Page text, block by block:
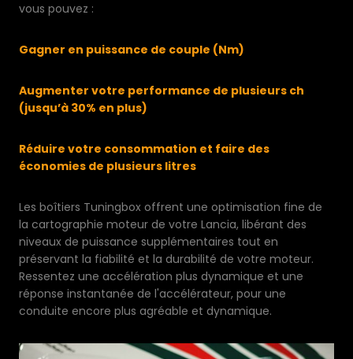
vous pouvez :
Gagner en puissance de couple (Nm)
Augmenter votre performance de plusieurs ch
(jusqu’à 30% en plus)
Réduire votre consommation et faire des
économies de plusieurs litres
Les boîtiers Tuningbox offrent une optimisation fine de
la cartographie moteur de votre Lancia, libérant des
niveaux de puissance supplémentaires tout en
préservant la fiabilité et la durabilité de votre moteur.
Ressentez une accélération plus dynamique et une
réponse instantanée de l'accélérateur, pour une
conduite encore plus agréable et dynamique.